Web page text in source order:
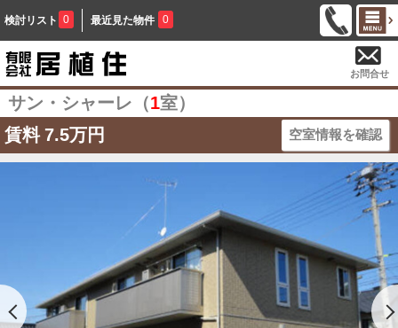
検討リスト 0 最近見た物件 0
お問合せ
サン・シャーレ（1室）
賃料 7.5万円 空室情報を確認